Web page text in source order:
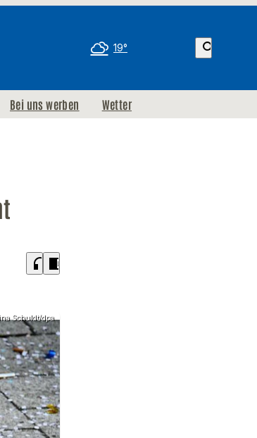
19° search
Bei uns werben Wetter
headphones chrome_reader_mode
Schuldt/dpa